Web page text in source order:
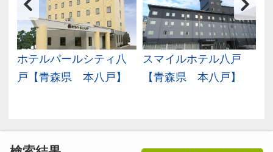
ホテルパールシティ八
戸【青森県 本八戸】
スマイルホテル八戸
【青森県 本八戸】